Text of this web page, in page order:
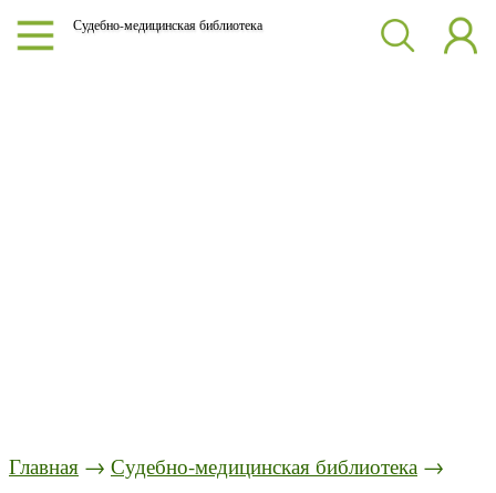
Судебно-медицинская библиотека
Главная → Судебно-медицинская библиотека →